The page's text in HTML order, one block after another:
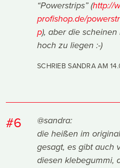
“Powerstrips” (http://
profishop.de/
p), aber die
hoch zu liegen :-)
SCHRIEB SANDRA AM
#6
@sandra:
die heißen im
gesagt, es gibt auch
diesen klebegummi,